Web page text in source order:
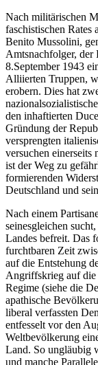
Nach militärischen
faschistischen
Benito Mussolini,
Amtsnachfolger, der
8.September 1943
Alliierten Truppen,
erobern. Dies hat
den inhaftierten
Gründung der
versprengten
versuchen einerseits
ist der Weg zu
formierenden
Deutschland und
Nach einem
seinesgleichen
Landes befreit. Das
furchtbaren Zeit
auf die Entstehung
Angriffskrieg auf die
Regime (siehe die
apathische
liberal verfassten
entfesselt vor den
Weltbevölkerung
Land. So ungläubig
und manche